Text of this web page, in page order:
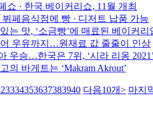
쇼 · 한국 베이커리쇼, 11월 개최
페음식점에 빵 · 디저트 납품 가능
는 맛, ‘소금빵’에 매료된 베이커리
우유까지…원재료 값 줄줄이 인상
우승…한국은 7위, ‘시라 리옹
의 바게트는 ‘Makram Akrout’
3334353637383940 다음10개> 마지